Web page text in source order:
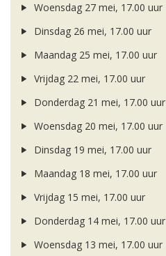
Woensdag 27 mei, 17.00 uur
Dinsdag 26 mei, 17.00 uur
Maandag 25 mei, 17.00 uur
Vrijdag 22 mei, 17.00 uur
Donderdag 21 mei, 17.00 uur
Woensdag 20 mei, 17.00 uur
Dinsdag 19 mei, 17.00 uur
Maandag 18 mei, 17.00 uur
Vrijdag 15 mei, 17.00 uur
Donderdag 14 mei, 17.00 uur
Woensdag 13 mei, 17.00 uur